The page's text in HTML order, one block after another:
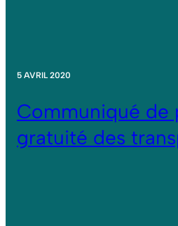
5 AVRIL 2020
Communiqué de
gratuité des